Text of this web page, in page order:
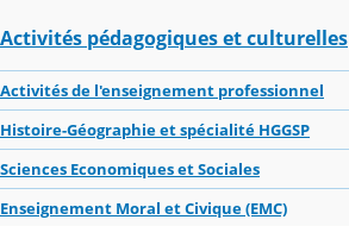
Activités pédagogiques et culturelles
Activités de l'enseignement professionnel
Histoire-Géographie et spécialité HGGSP
Sciences Economiques et Sociales
Enseignement Moral et Civique (EMC)